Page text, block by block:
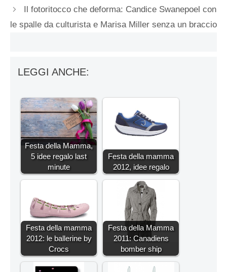
Il fotoritocco che deforma: Candice Swanepoel con
le spalle da culturista e Marisa Miller senza un braccio
LEGGI ANCHE:
Festa della Mamma,
5 idee regalo last
minute
Festa della mamma
2012, idee regalo
Festa della mamma
2012: le ballerine by
Crocs
Festa della Mamma
2011: Canadiens
bomber ship